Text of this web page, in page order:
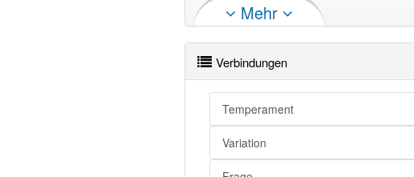
Persönlichkeit
Persönlichkeit
Persönlichkeit
Persönlichkeit
Mehr
Verbindungen
Temperament
Variation